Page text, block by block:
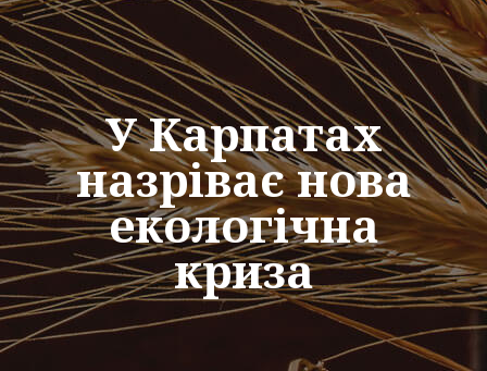
У Карпатах
назріває нова
екологічна
криза